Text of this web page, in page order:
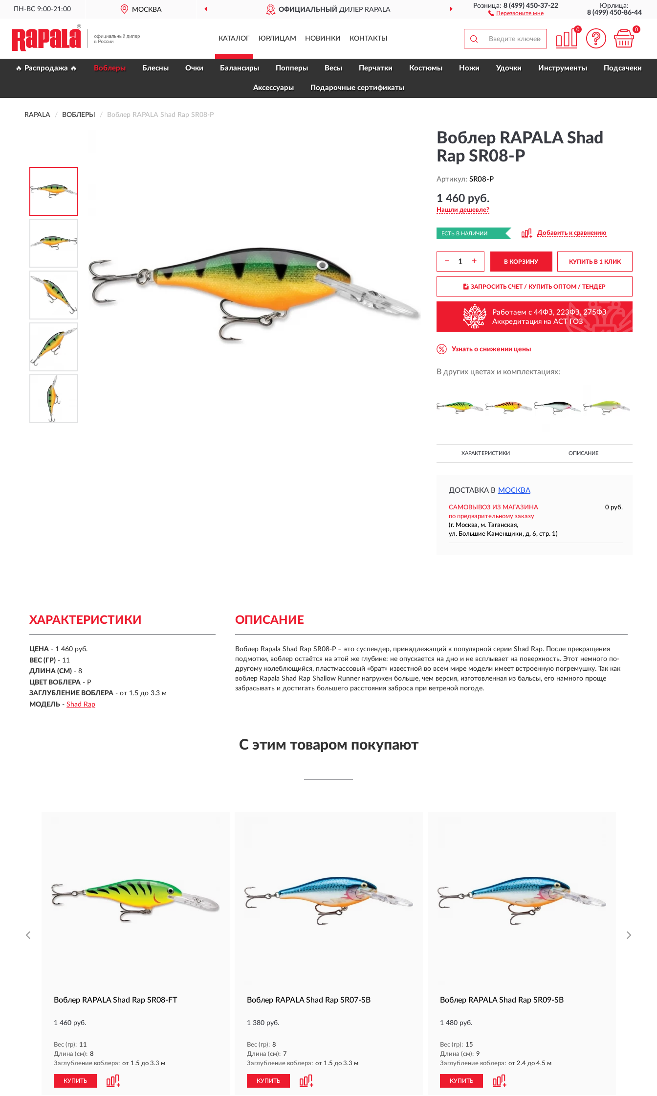
ПН-ВС 9:00-21:00 МОСКВА ОФИЦИАЛЬНЫЙДИЛЕР RAPALA ДОСТАВИМ ПО ВСЕЙ РОССИИ
Розница:8 (499) 450-37-22
Перезвоните мне
Юрлица:
8 (499) 450-86-44
КАТАЛОГ ЮРЛИЦАМ НОВИНКИ КОНТАКТЫ
0 0
🔥 Распродажа 🔥 Воблеры Блесны Очки Балансиры Попперы Весы Перчатки Костюмы Ножи Удочки Инструменты Подсачеки
Аксессуары Подарочные сертификаты
RAPALA ВОБЛЕРЫ Воблер RAPALA Shad Rap SR08-P
Воблер RAPALA Shad
Rap SR08-P
Артикул: SR08-P
1 460 руб.
Нашли дешевле?
ЕСТЬ В НАЛИЧИИ Добавить к сравнению
− + В КОРЗИНУ КУПИТЬ В 1 КЛИК
ЗАПРОСИТЬ СЧЕТ / КУПИТЬ ОПТОМ/ ТЕНДЕР
Работаем с 44ФЗ, 223ФЗ, 275ФЗ
Аккредитация на АСТ ГОЗ
Узнать о снижении цены
В других цветах и комплектациях:
ХАРАКТЕРИСТИКИ ОПИСАНИЕ
ДОСТАВКА В МОСКВА
САМОВЫВОЗ ИЗ МАГАЗИНА
0 руб.
по предварительному заказу
(г. Москва, м. Таганская,
ул. Большие Каменщики, д. 6, стр. 1)
ХАРАКТЕРИСТИКИ
ЦЕНА - 1 460 руб.
ВЕС (ГР) - 11
ДЛИНА (СМ) - 8
ЦВЕТ ВОБЛЕРА - P
ЗАГЛУБЛЕНИЕ ВОБЛЕРА - от 1.5 до 3.3 м
МОДЕЛЬ - Shad Rap
ОПИСАНИЕ
Воблер Rapala Shad Rap SR08-P – это суспендер, принадлежащий к популярной серии Shad Rap. После прекращения
подмотки, воблер остаётся на этой же глубине: не опускается на дно и не всплывает на поверхность. Этот немного по-
другому колеблющийся, пластмассовый «брат» известной во всем мире модели имеет встроенную погремушку. Так как
воблер Rapala Shad Rap Shallow Runner нагружен больше, чем версия, изготовленная из бальсы, его намного проще
забрасывать и достигать большего расстояния заброса при ветреной погоде.
С этим товаром покупают
Воблер RAPALA Shad Rap SR08-FT
1 460 руб.
Вес (гр): 11
Длина (см): 8
Заглубление воблера: от 1.5 до 3.3 м
КУПИТЬ
Воблер RAPALA Shad Rap SR07-SB
1 380 руб.
Вес (гр): 8
Длина (см): 7
Заглубление воблера: от 1.5 до 3.3 м
КУПИТЬ
Воблер RAPALA Shad Rap SR09-SB
1 480 руб.
Вес (гр): 15
Длина (см): 9
Заглубление воблера: от 2.4 до 4.5 м
КУПИТЬ